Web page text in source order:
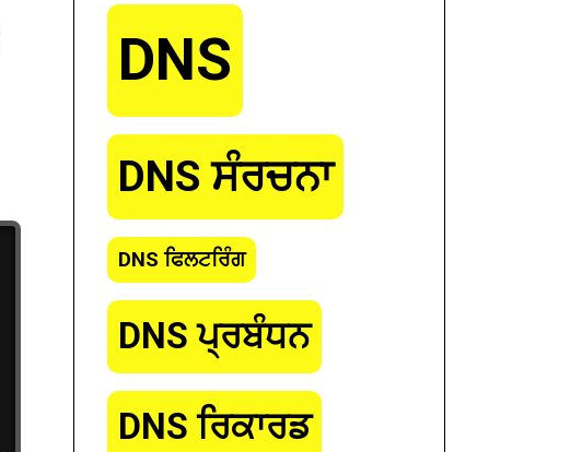
DNS
DNS ਸੰਰਚਨਾ
DNS ਫਿਲਟਰਿੰਗ
DNS ਪ੍ਰਬੰਧਨ
DNS ਰਿਕਾਰਡ